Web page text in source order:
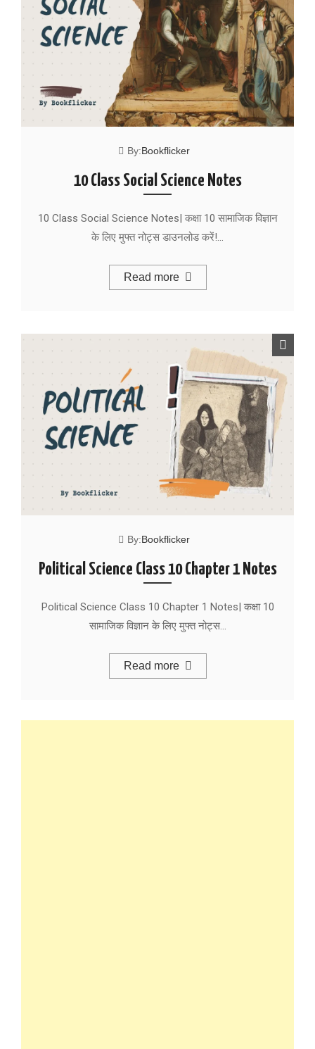
By:Bookflicker
10 Class Social Science Notes
10 Class Social Science Notes| कक्षा 10 सामाजिक विज्ञान
के लिए मुफ्त नोट्स डाउनलोड करें!…
Read more
By:Bookflicker
Political Science Class 10 Chapter 1 Notes
Political Science Class 10 Chapter 1 Notes| कक्षा 10
सामाजिक विज्ञान के लिए मुफ्त नोट्स…
Read more